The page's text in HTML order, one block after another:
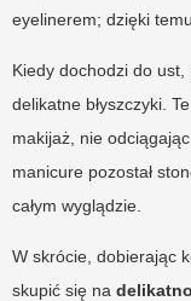
eyelinerem; dzięki
Kiedy dochodzi do
delikatne błyszczyki.
makijaż, nie
manicure pozostał
całym wyglądzie.
W skrócie, dobierając
skupić się na